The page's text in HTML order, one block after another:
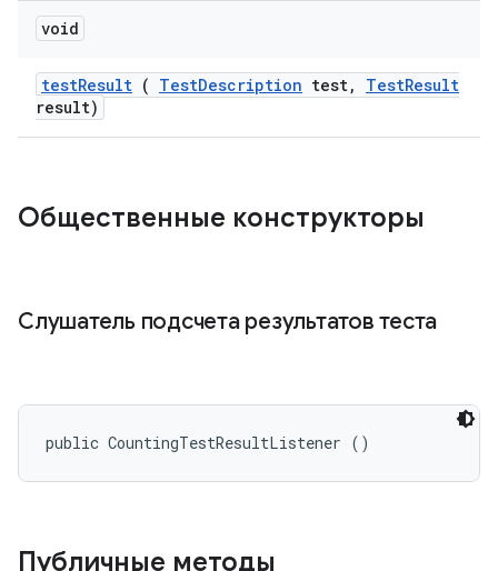
void
testResult ( TestDescription test, TestResult
result)
Общественные конструкторы
Слушатель подсчета результатов теста
public CountingTestResultListener ()
Публичные методы